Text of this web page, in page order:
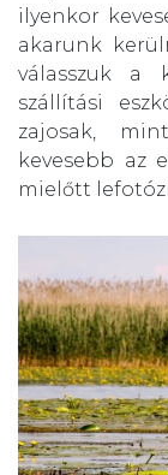
ilyenkor
akarunk
válasszuk a
szállítási
zajosak,
kevesebb az
mielőtt